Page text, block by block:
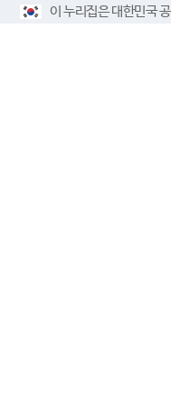
이 누리집은 대한민국